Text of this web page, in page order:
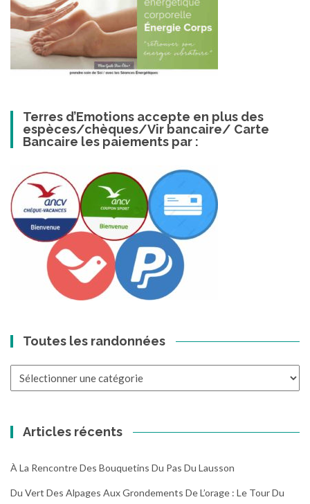
Terres d’Emotions accepte en plus des
espèces/chèques/Vir bancaire/ Carte
Bancaire les paiements par :
Toutes les randonnées
Toutes
Articles récents
À La Rencontre Des Bouquetins Du Pas Du Lausson
Du Vert Des Alpages Aux Grondements De L’orage : Le Tour Du